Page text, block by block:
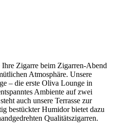
Ihre Zigarre beim Zigarren-Abend
Atmosphäre. Unsere
– die erste Oliva Lounge in
Ambiente auf zwei
auch unsere Terrasse zur
bestückter Humidor bietet dazu
Qualitätszigarren.